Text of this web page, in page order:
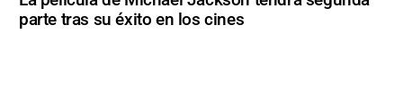
parte tras su éxito en los cines